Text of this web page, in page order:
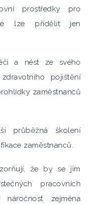
prostředky pro
lze přidělit jen
a nést ze svého
pojištění
zaměstnanců
školení
zaměstnanců.
že by se jim
pracovních
zejména